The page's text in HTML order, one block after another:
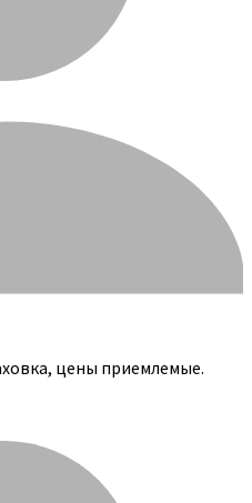
цены приемлемые.